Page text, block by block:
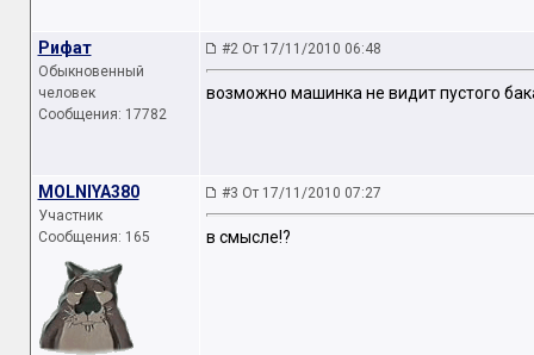
Рифат
Обыкновенный
человек
Сообщения: 17782
#2 От 17/11/2010 06:48
возможно машинка не видит пустого
MOLNIYA380
Участник
Сообщения: 165
#3 От 17/11/2010 07:27
в смысле!?